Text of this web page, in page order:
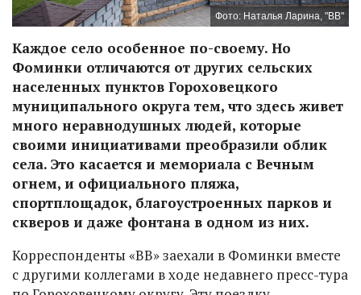
Фото: Наталья Ларина, "ВВ"
Каждое село особенное по-своему. Но
Фоминки отличаются от других сельских
населенных пунктов Гороховецкого
муниципального округа тем, что здесь живет
много неравнодушных людей, которые
своими инициативами преобразили облик
села. Это касается и мемориала с Вечным
огнем, и официального пляжа,
спортплощадок, благоустроенных парков и
скверов и даже фонтана в одном из них.
Корреспонденты «ВВ» заехали в Фоминки вместе
с другими коллегами в ходе недавнего пресс-тура